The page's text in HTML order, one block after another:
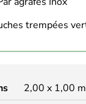
trempées
2,00 x 1,00 m